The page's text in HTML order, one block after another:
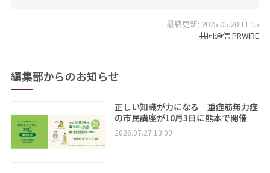
最終更新: 2025.05.20 11:15
共同通信 PRWIRE
編集部からのお知らせ
正しい知識が力になる 重症筋無力症
の市民講座が10月3日に熊本で開催
2026.07.27 13:00